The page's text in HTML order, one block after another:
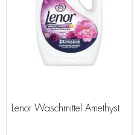
Lenor Waschmittel Amethyst